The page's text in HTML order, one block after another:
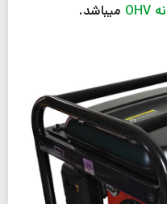
OHV میباشد.